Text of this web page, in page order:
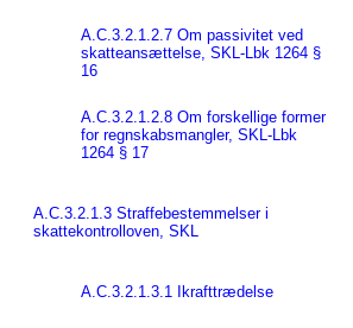
A.C.3.2.1.2.7 Om passivitet ved
skatteansættelse, SKL-Lbk 1264 §
16
A.C.3.2.1.2.8 Om forskellige former
for regnskabsmangler, SKL-Lbk
1264 § 17
A.C.3.2.1.3 Straffebestemmelser i
skattekontrolloven, SKL
A.C.3.2.1.3.1 Ikrafttrædelse